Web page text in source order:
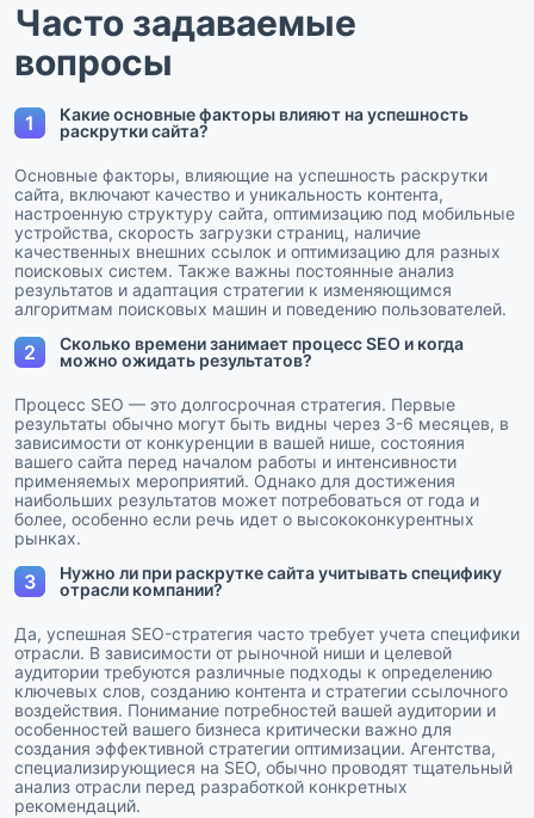
Часто задаваемые
вопросы
1
Какие основные факторы влияют на успешность
раскрутки сайта?
Основные факторы, влияющие на успешность раскрутки
сайта, включают качество и уникальность контента,
настроенную структуру сайта, оптимизацию под мобильные
устройства, скорость загрузки страниц, наличие
качественных внешних ссылок и оптимизацию для разных
поисковых систем. Также важны постоянные анализ
результатов и адаптация стратегии к изменяющимся
алгоритмам поисковых машин и поведению пользователей.
2
Сколько времени занимает процесс SEO и когда
можно ожидать результатов?
Процесс SEO — это долгосрочная стратегия. Первые
результаты обычно могут быть видны через 3-6 месяцев, в
зависимости от конкуренции в вашей нише, состояния
вашего сайта перед началом работы и интенсивности
применяемых мероприятий. Однако для достижения
наибольших результатов может потребоваться от года и
более, особенно если речь идет о высококонкурентных
рынках.
3
Нужно ли при раскрутке сайта учитывать специфику
отрасли компании?
Да, успешная SEO-стратегия часто требует учета специфики
отрасли. В зависимости от рыночной ниши и целевой
аудитории требуются различные подходы к определению
ключевых слов, созданию контента и стратегии ссылочного
воздействия. Понимание потребностей вашей аудитории и
особенностей вашего бизнеса критически важно для
создания эффективной стратегии оптимизации. Агентства,
специализирующиеся на SEO, обычно проводят тщательный
анализ отрасли перед разработкой конкретных
рекомендаций.